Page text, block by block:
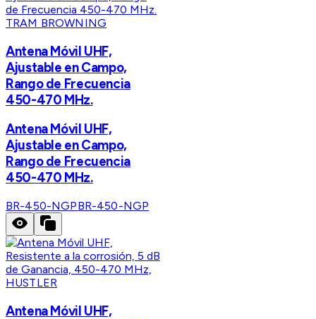
TRAM BROWNING
Antena Móvil UHF,
Ajustable en Campo,
Rango de Frecuencia
450-470 MHz.
Antena Móvil UHF,
Ajustable en Campo,
Rango de Frecuencia
450-470 MHz.
BR-450-NGPBR-450-NGP
HUSTLER
Antena Móvil UHF,